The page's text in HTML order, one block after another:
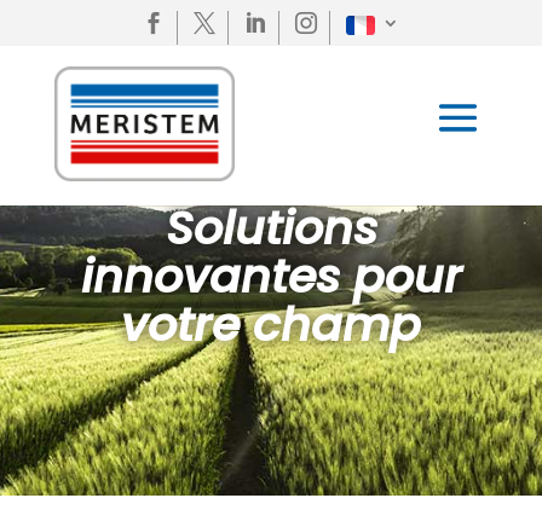
   
Solutions
innovantes pour
votre champ